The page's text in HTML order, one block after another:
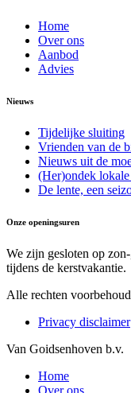
Home
Over ons
Aanbod
Advies
Nieuws
Tijdelijke sluiting
Vrienden van de
Nieuws uit de
(Her)ondek
De lente, een
Onze openingsuren
We zijn gesloten op
tijdens de kerstvakantie.
Alle rechten
Privacy disclaimer
Van Goidsenhoven b.v.
Home
Over ons